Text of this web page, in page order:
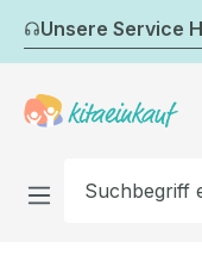
Zum Hauptinhalt
Unsere Service